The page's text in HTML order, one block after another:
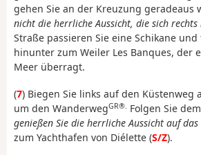
gehen Sie an der Kreuzung geradeaus
nicht die herrliche Aussicht, die sich
Straße passieren Sie eine Schikane
hinunter zum Weiler Les Banques, der
Meer überragt.
(7) Biegen Sie links auf den Küstenweg
um den WanderwegGR®. Folgen Sie
genießen Sie die herrliche Aussicht auf
zum Yachthafen von Diélette (S/Z).